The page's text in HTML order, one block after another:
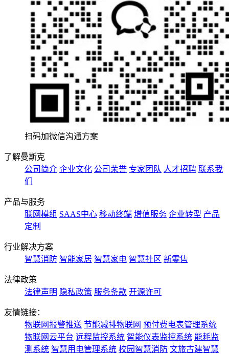
扫码加微信沟通方案
了解曼斯克
公司简介 企业文化 公司荣誉 专家团队 人才招聘 联系我
们
产品与服务
联网模组 SAAS中心 移动终端 增值服务 企业转型 产品
定制
行业解决方案
智慧消防 智能家居 智慧家电 智慧社区 新零售
法律政策
法律声明 隐私政策 服务条款 开源许可
友情链接：
物联网报警推送 节能减排物联网 预付费电表管理系统
物联网云平台 远程监控系统 智能仪表监控系统 能耗监
测系统 智慧用电管理系统 校园智慧消防 文旅古建智慧